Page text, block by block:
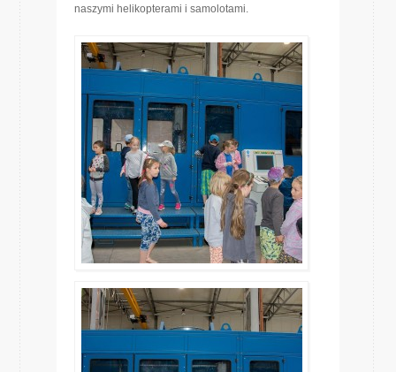
naszymi helikopterami i samolotami.